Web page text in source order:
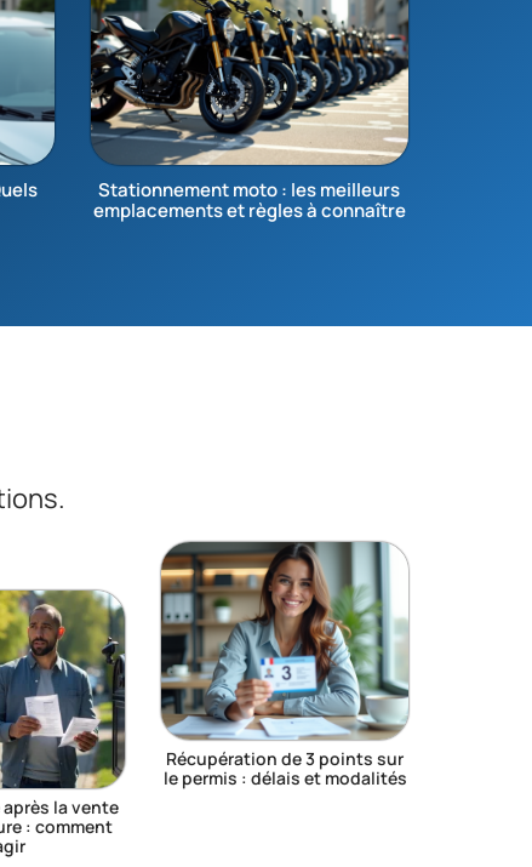
Stationnement moto : les meilleurs
emplacements et règles à connaître
la vente
: comment
Récupération de 3 points sur
le permis : délais et modalités